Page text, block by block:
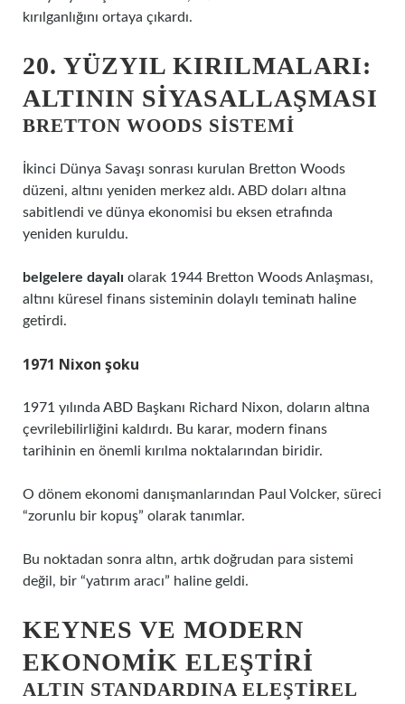
kırılganlığını ortaya çıkardı.
20. YÜZYIL KIRILMALARI:
ALTININ SIYASALLAŞMASI
BRETTON WOODS SISTEMI
İkinci Dünya Savaşı sonrası kurulan Bretton Woods
düzeni, altını yeniden merkez aldı. ABD doları altına
sabitlendi ve dünya ekonomisi bu eksen etrafında
yeniden kuruldu.
belgelere dayalı olarak 1944 Bretton Woods Anlaşması,
altını küresel finans sisteminin dolaylı teminatı haline
getirdi.
1971 Nixon şoku
1971 yılında ABD Başkanı Richard Nixon, doların altına
çevrilebilirliğini kaldırdı. Bu karar, modern finans
tarihinin en önemli kırılma noktalarından biridir.
O dönem ekonomi danışmanlarından Paul Volcker, süreci
“zorunlu bir kopuş” olarak tanımlar.
Bu noktadan sonra altın, artık doğrudan para sistemi
değil, bir “yatırım aracı” haline geldi.
KEYNES VE MODERN
EKONOMIK ELEŞTIRI
ALTIN STANDARDINA ELEŞTIREL